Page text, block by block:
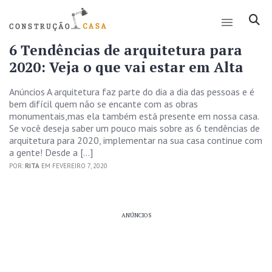
6 Tendências de arquitetura para
2020: Veja o que vai estar em Alta
Anúncios A arquitetura faz parte do dia a dia das pessoas e é
bem difícil quem não se encante com as obras
monumentais,mas ela também está presente em nossa casa.
Se você deseja saber um pouco mais sobre as 6 tendências de
arquitetura para 2020, implementar na sua casa continue com
a gente! Desde a […]
POR: RITA EM FEVEREIRO 7, 2020
ANÚNCIOS